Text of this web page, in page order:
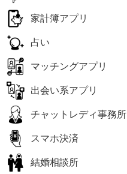
家計簿アプリ
占い
マッチングアプリ
出会い系アプリ
チャットレディ事務所
スマホ決済
結婚相談所